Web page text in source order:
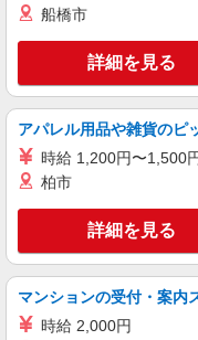
福
キープ
派遣社員
株式会社kotrio /●SD-H-
郡山市
へ★サ
時
通費
船橋市
詳細を見る
アパレル用品や雑貨のピ
時給 1,200円〜1,500
柏市
詳細を見る
マンションの受付・案内
時給 2,000円